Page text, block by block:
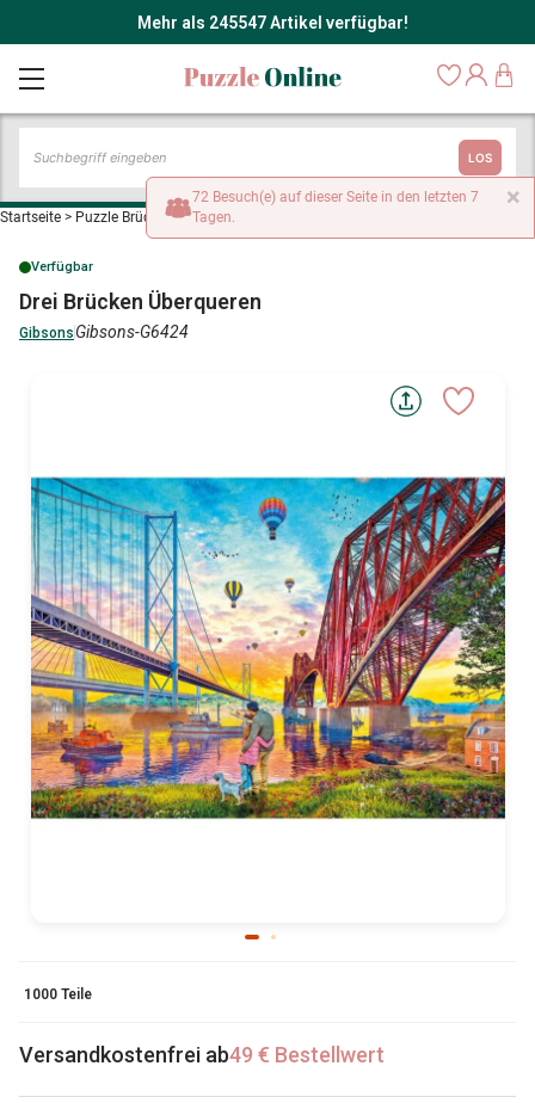
Mehr als 245547 Artikel verfügbar!
LOS
Startseite > Puzzle Brücken >Drei Brücken Überqueren
Verfügbar
Drei Brücken Überqueren
Gibsons Gibsons-G6424
1000 Teile
Versandkostenfrei ab49 € Bestellwert
×
72 Besuch(e) auf dieser Seite in den letzten 7
Tagen.